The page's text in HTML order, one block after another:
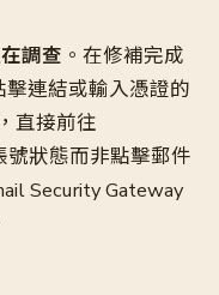
調查 。在修補完成
連結或輸入憑證的
直接前往
號狀態而非點擊郵件
Security Gateway